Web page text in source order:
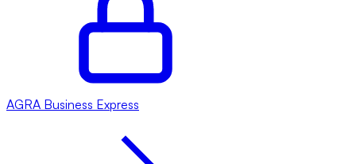
AGRA Business Express